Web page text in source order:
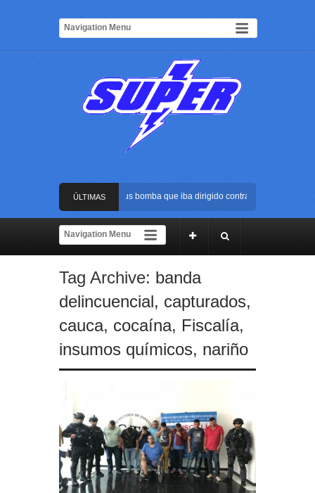
ÚLTIMAS
NOTICIAS
Frustran atentado con bus bomba que iba dirigido contra Cali durante la
La Arena USC será el escenario de la posesión presidencial de Abelardo
Rápida reacción policial evitó que presunto agresor escapara tras atacar
Frustran atentado con bus bomba que iba dirigido contra Cali durante la
Tag Archive: banda
delincuencial, capturados,
cauca, cocaína, Fiscalía,
insumos químicos, nariño